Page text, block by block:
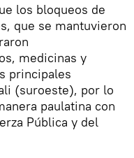
los bloqueos de
que se mantuvieron
medicinas y
principales
(suroeste), por lo
paulatina con
Pública y del